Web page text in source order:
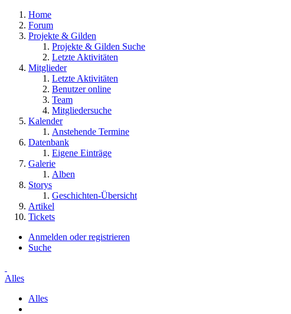
Home
Forum
Projekte & Gilden
Projekte & Gilden Suche
Letzte Aktivitäten
Mitglieder
Letzte Aktivitäten
Benutzer online
Team
Mitgliedersuche
Kalender
Anstehende Termine
Datenbank
Eigene Einträge
Galerie
Alben
Storys
Geschichten-Übersicht
Artikel
Tickets
Anmelden oder registrieren
Suche
Alles
Alles